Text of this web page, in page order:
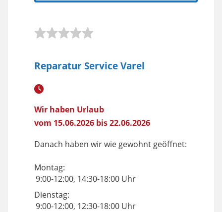
Reparatur Service Varel
Wir haben Urlaub
vom 15.06.2026 bis 22.06.2026
Danach haben wir wie gewohnt geöffnet:
Montag:
9:00-12:00, 14:30-18:00 Uhr
Dienstag:
9:00-12:00, 12:30-18:00 Uhr